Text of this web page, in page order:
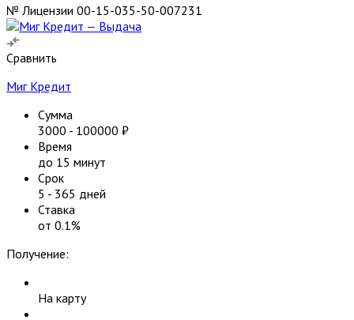
№ Лицензии 00-15-035-50-007231
Сравнить
Миг Кредит
Сумма
3000 - 100000 ₽
Время
до 15 минут
Срок
5 - 365 дней
Ставка
от 0.1%
Получение:
На карту